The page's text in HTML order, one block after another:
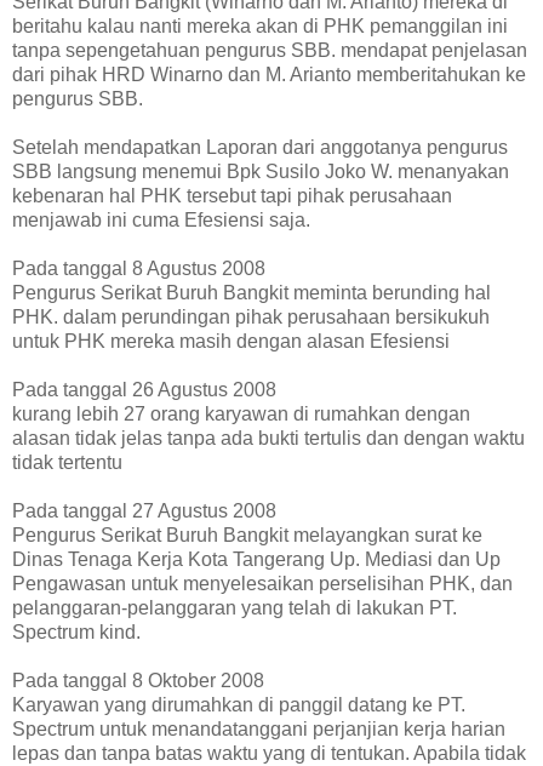
beritahu kalau nanti mereka akan di PHK pemanggilan ini
tanpa sepengetahuan pengurus SBB. mendapat penjelasan
dari pihak HRD Winarno dan M. Arianto memberitahukan ke
pengurus SBB.
Setelah mendapatkan Laporan dari anggotanya pengurus
SBB langsung menemui Bpk Susilo Joko W. menanyakan
kebenaran hal PHK tersebut tapi pihak perusahaan
menjawab ini cuma Efesiensi saja.
Pada tanggal 8 Agustus 2008
Pengurus Serikat Buruh Bangkit meminta berunding hal
PHK. dalam perundingan pihak perusahaan bersikukuh
untuk PHK mereka masih dengan alasan Efesiensi
Pada tanggal 26 Agustus 2008
kurang lebih 27 orang karyawan di rumahkan dengan
alasan tidak jelas tanpa ada bukti tertulis dan dengan waktu
tidak tertentu
Pada tanggal 27 Agustus 2008
Pengurus Serikat Buruh Bangkit melayangkan surat ke
Dinas Tenaga Kerja Kota Tangerang Up. Mediasi dan Up
Pengawasan untuk menyelesaikan perselisihan PHK, dan
pelanggaran-pelanggaran yang telah di lakukan PT.
Spectrum kind.
Pada tanggal 8 Oktober 2008
Karyawan yang dirumahkan di panggil datang ke PT.
Spectrum untuk menandatanggani perjanjian kerja harian
lepas dan tanpa batas waktu yang di tentukan. Apabila tidak